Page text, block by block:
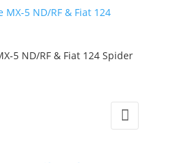
5 ND/RF & Fiat 124 Spider